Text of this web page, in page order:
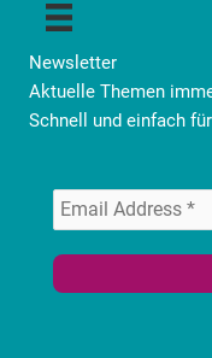
Newsletter
Aktuelle Themen
Schnell und einfach